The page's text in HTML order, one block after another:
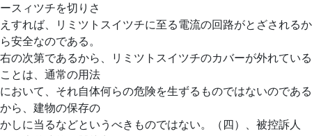
ースィツチを切りさ
えすれば、リミツトスイツチに至る電流の回路がとざされるか
ら安全なのである。
右の次第であるから、リミツトスイツチのカバーが外れている
ことは、通常の用法
において、それ自体何らの危険を生ずるものではないのである
から、建物の保存の
かしに当るなどというべきものではない。（四）、被控訴人